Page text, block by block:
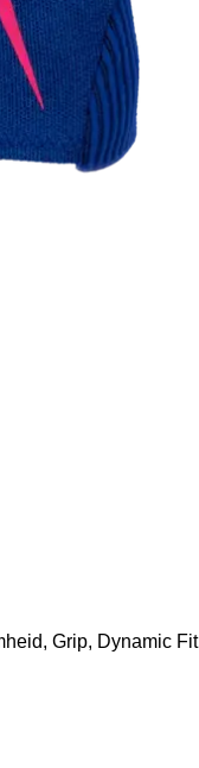
Grip, Dynamic Fit